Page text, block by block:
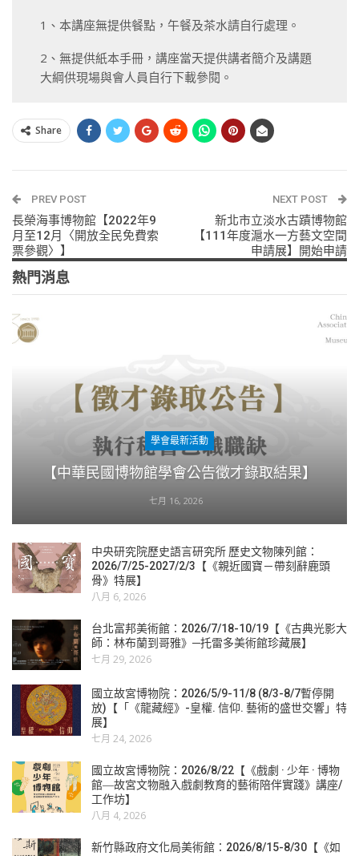
1、本講座無提供餐點，午餐及茶水請自行處理。
2、無提供紙本手冊，講座當天提供講者簡介及講題
大綱供現場與會人員自行下載參閱。
Share
PREV POST
長榮海事博物館【2022年9
月至12月〈開放全民免費索
票參觀〉】
NEXT POST
新北市立淡水古蹟博物館
【111年度滬水一方藝文空間
申請展】開始申請
熱門消息
學會最新活動
【中華民國博物館學會公告徵才錄取結果】
七月 16, 2026
中央研究院歷史語言研究所 歷史文物陳列館：
2026/7/25-2027/2/3【《親近國寶－帶刻辭鹿頭
骨》特展】
八月 6, 2026
台北富邦美術館：2026/7/18-10/19【《古典光影大
師：林布蘭到哥雅》─托雷多美術館珍藏展】
七月 29, 2026
國立故宮博物院：2026/5/9-11/8 (8/3-8/7暫停開
放)【「《龍藏經》-皇權. 信仰. 藝術的盛世交響」特
展】
七月 24, 2026
國立故宮博物院：2026/8/22【《戲劇 · 少年 · 博物
館―故宮文物融入戲劇教育的藝術陪伴實踐》講座/
工作坊】
八月 4, 2026
新竹縣政府文化局美術館：2026/8/15-8/30【《如